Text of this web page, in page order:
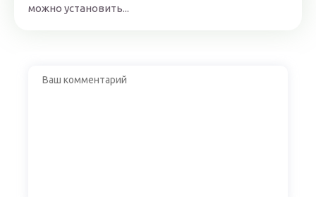
можно установить...